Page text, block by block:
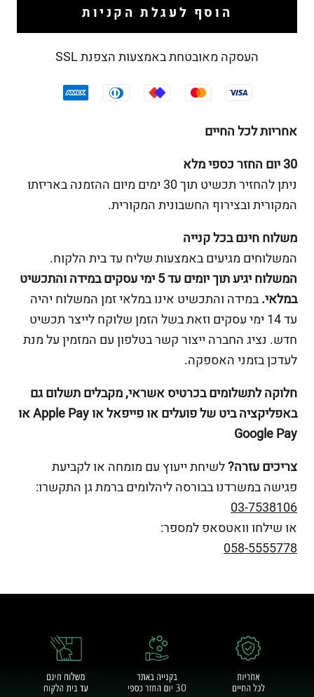
הוסף לעגלת הקניות
העסקה מאובטחת באמצעות הצפנת SSL
אחריות לכל החיים
30 יום החזר כספי מלא
ניתן להחזיר תכשיט תוך 30 ימים מיום ההזמנה באריזתו
המקורית ובצירוף החשבונית המקורית.
משלוח חינם בכל קנייה
המשלוחים מגיעים באמצעות שליח עד בית הלקוח.
המשלוח יגיע תוך יומים עד 5 ימי עסקים במידה והתכשיט
במלאי.במידה והתכשיט אינו במלאי זמן המשלוח יהיה
עד 14 ימי עסקים וזאת בשל הזמן שלוקח לייצר תכשיט
חדש. נציג החברה ייצור קשר בטלפון עם המזמין על מנת
לעדכן בזמני האספקה.
חלוקה לתשלומים בכרטיס אשראי, מקבלים תשלום גם
באפליקציה ביט של פועלים או פייפאל או Apple Pay או
Google Pay
צריכים עזרה?לשיחת ייעוץ עם מומחה או לקביעת
פגישה במשרדנו בבורסה ליהלומים ברמת גן התקשרו:
03-7538106
או שילחו וואטסאפ למספר:
058-5555778